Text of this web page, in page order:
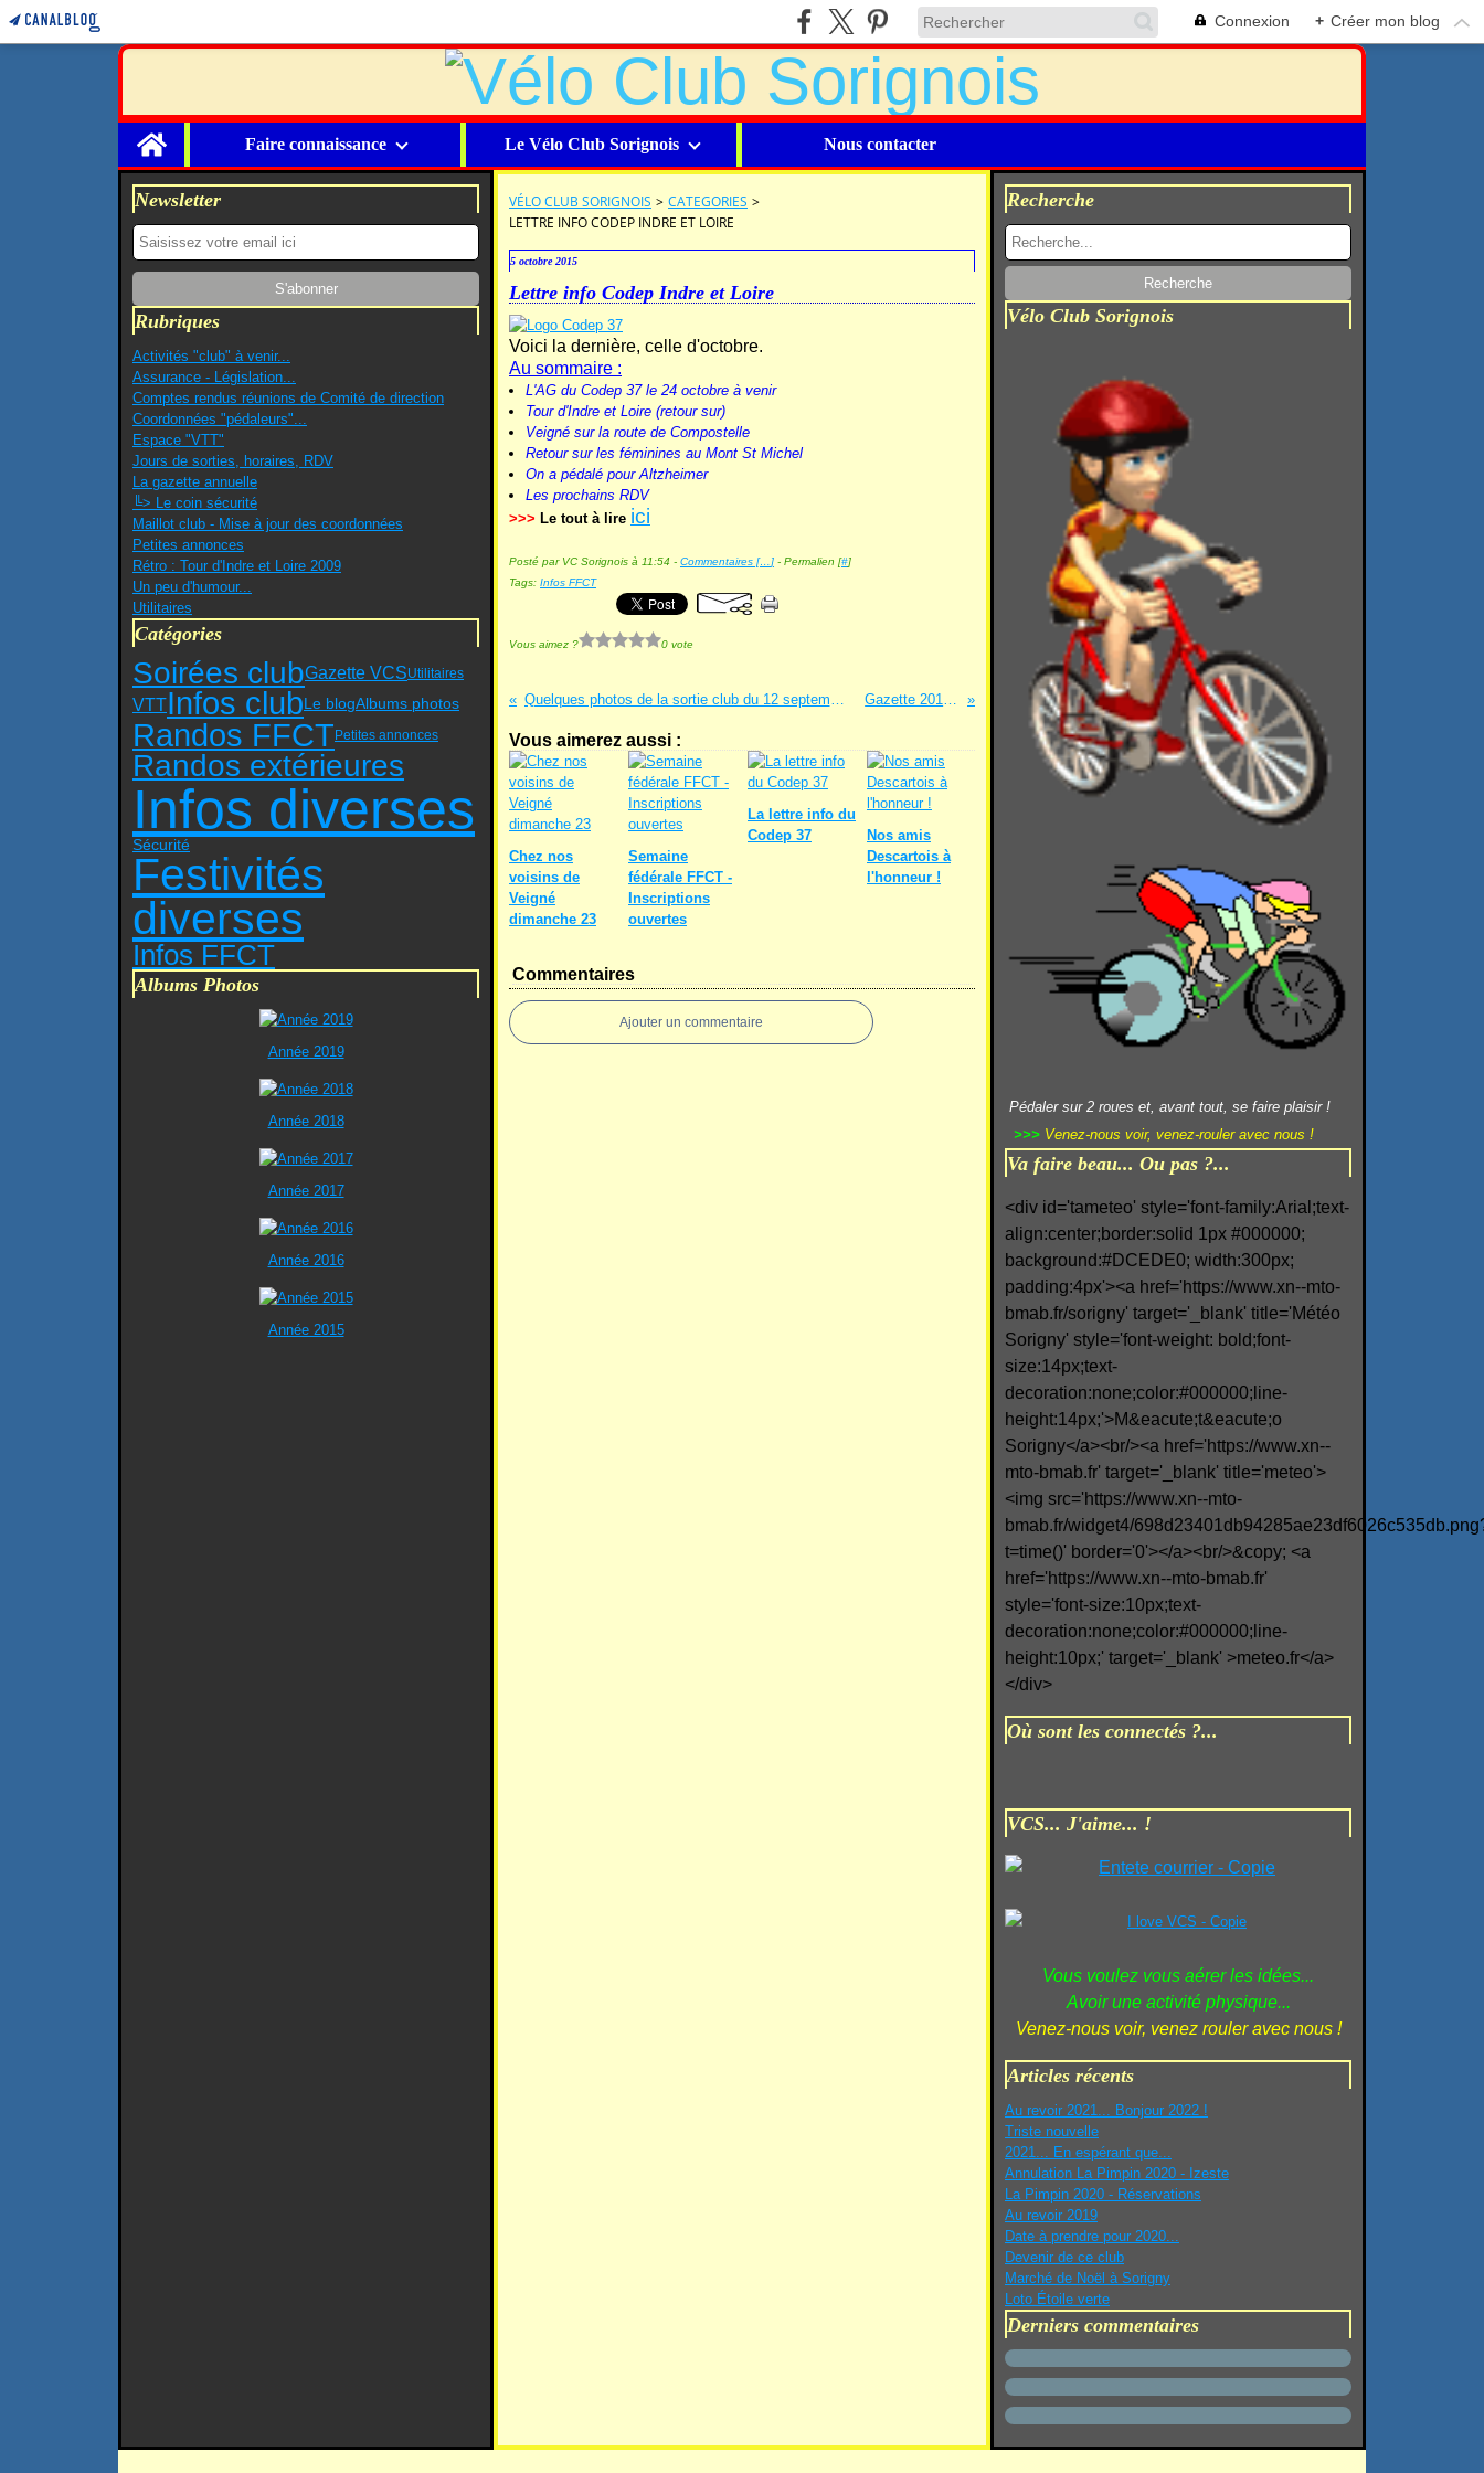
Connexion + Créer mon blog
Home
Faire connaissance Le Vélo Club Sorignois Nous contacter
Newsletter
Rubriques
Activités "club" à venir...
Assurance - Législation...
Comptes rendus réunions de Comité de direction
Coordonnées "pédaleurs"...
Espace "VTT"
Jours de sorties, horaires, RDV
La gazette annuelle
╚> Le coin sécurité
Maillot club - Mise à jour des coordonnées
Petites annonces
Rétro : Tour d'Indre et Loire 2009
Un peu d'humour...
Utilitaires
Catégories
Soirées clubGazette VCSUtilitaires
VTTInfos club Le blogAlbums photos
Randos FFCT Petites annonces
Randos extérieures
Infos diverses
Sécurité
Festivités
diverses
Infos FFCT
Albums Photos
Année 2019
Année 2018
Année 2017
Année 2016
Année 2015
VÉLO CLUB SORIGNOIS > CATEGORIES >
LETTRE INFO CODEP INDRE ET LOIRE
5 octobre 2015
Lettre info Codep Indre et Loire
Voici la dernière, celle d'octobre.
Au sommaire :
L'AG du Codep 37 le 24 octobre à venir
Tour d'Indre et Loire (retour sur)
Veigné sur la route de Compostelle
Retour sur les féminines au Mont St Michel
On a pédalé pour Altzheimer
Les prochains RDV
>>> Le tout à lire ici
Posté par VC Sorignois à 11:54 - Commentaires [… ] - Permalien [#]
Tags: Infos FFCT
Vous aimez ? 0 vote
Quelques photos de la sortie club du 12 septembre... Gazette 2015...
Vous aimerez aussi :
Chez nos
voisins de
Veigné
dimanche 23
Semaine
fédérale FFCT -
Inscriptions
ouvertes
La lettre info du
Codep 37
Nos amis
Descartois à
l'honneur !
Commentaires
Ajouter un commentaire
Recherche
Vélo Club Sorignois
Pédaler sur 2 roues et, avant tout, se faire plaisir !
>>> Venez-nous voir, venez-rouler avec nous !
Va faire beau... Ou pas ?...
<div id='tameteo' style='font-family:Arial;text-
align:center;border:solid 1px #000000;
background:#DCEDE0; width:300px;
padding:4px'><a href='https://www.xn--mto-
bmab.fr/sorigny' target='_blank' title='Météo
Sorigny' style='font-weight: bold;font-
size:14px;text-
decoration:none;color:#000000;line-
height:14px;'>M&eacute;t&eacute;o
Sorigny</a><br/><a href='https://www.xn--
mto-bmab.fr' target='_blank' title='meteo'>
<img src='https://www.xn--mto-
bmab.fr/widget4/
t=time()' border='0'></a><br/>&copy; <a
href='https://www.xn--mto-bmab.fr'
style='font-size:10px;text-
decoration:none;color:#000000;line-
height:10px;' target='_blank' >meteo.fr</a>
</div>
Où sont les connectés ?...
VCS... J'aime... !
Vous voulez vous aérer les idées...
Avoir une activité physique...
Venez-nous voir, venez rouler avec nous !
Articles récents
Au revoir 2021... Bonjour 2022 !
Triste nouvelle
2021... En espérant que...
Annulation La Pimpin 2020 - Izeste
La Pimpin 2020 - Réservations
Au revoir 2019
Date à prendre pour 2020...
Devenir de ce club
Marché de Noël à Sorigny
Loto Étoile verte
Derniers commentaires